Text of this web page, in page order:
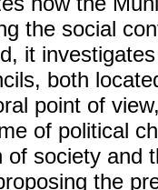
the social
it
both
point of
of political
of society and
the